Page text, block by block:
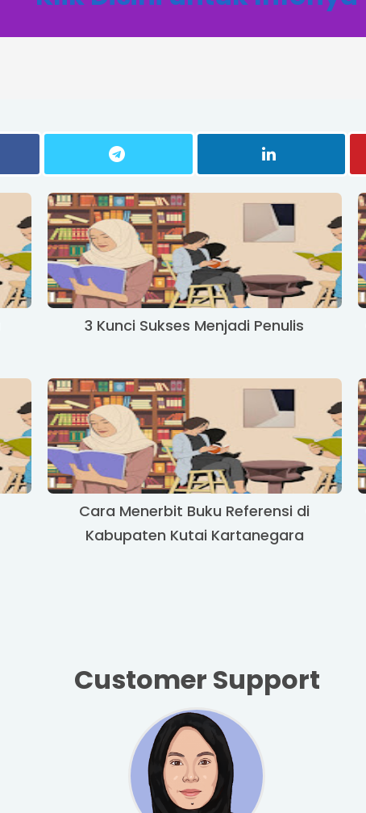
3 Kunci Sukses Menjadi Penulis
Cara Menerbit Buku Referensi di
Kabupaten Kutai Kartanegara
Customer Support